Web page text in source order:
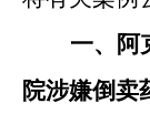
一、阿
院涉嫌倒卖